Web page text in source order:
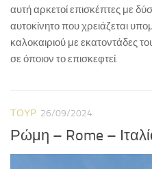
αυτή αρκετοί επισκέπτες με
αυτοκίνητο που χρειάζεται
καλοκαιριού με εκατοντάδες
σε όποιον το επισκεφτεί.
ΤΟΎΡ 26/09/2024
Ρώμη – Rome –